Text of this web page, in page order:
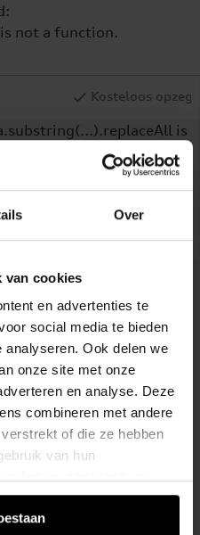
Over
van cookies
en advertenties te
social media te bieden
Ook delen we
onze site met onze
en analyse. Deze
combineren met andere
of die ze hebben
van hun
samengevoegd via
not a function.
opzegbaar bij
is